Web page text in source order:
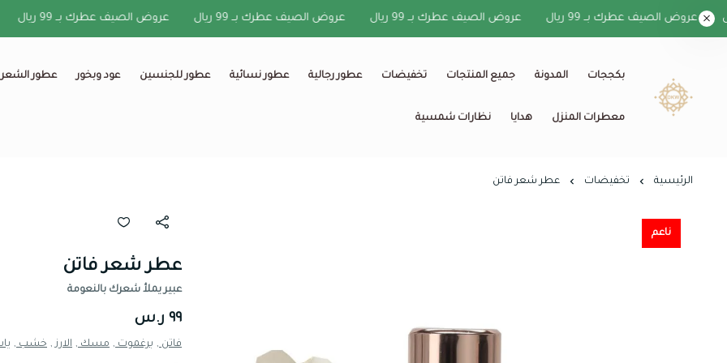
عروض الصيف عطرك بــ 99 ريال عروض الصيف عطرك بــ 99 ريال عروض الصيف عطرك بــ 99 ريال عروض الصيف عطرك بــ 99 ريال
بكججات المدونة جميع المنتجات تخفيضات عطور رجالية عطور نسائية عطور للجنسين عود وبخور عطور الشعر
معطرات المنزل هدايا نظارات شمسية
الرئيسية تخفيضات عطر شعر فاتن
ناعم
عطر شعر فاتن
عبير يملأ شعرك بالنعومة
٩٩ ر.س
فاتن , برغموت , مسك , الارز , خشب ,